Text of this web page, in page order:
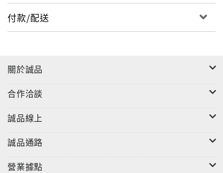
付款/配送
關於誠品
合作洽談
誠品線上
誠品通路
營業據點